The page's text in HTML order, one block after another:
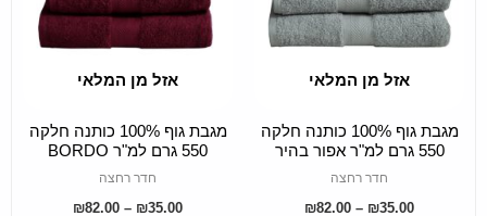
אזל מן המלאי
מגבת גוף 100% כותנה חלקה
550 גרם למ"ר אפור בהיר
חדר רחצה
₪35.00
–
₪82.00
SELECT OPTIONS
The
options
chosen
אזל מן המלאי
מגבת גוף 100% כותנה חלקה
550 גרם למ"ר BORDO
חדר רחצה
₪35.00
–
₪82.00
SELECT OPTIONS
The